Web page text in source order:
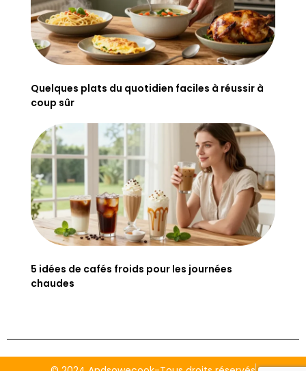
Quelques plats du quotidien faciles à réussir à
coup sûr
5 idées de cafés froids pour les journées
chaudes